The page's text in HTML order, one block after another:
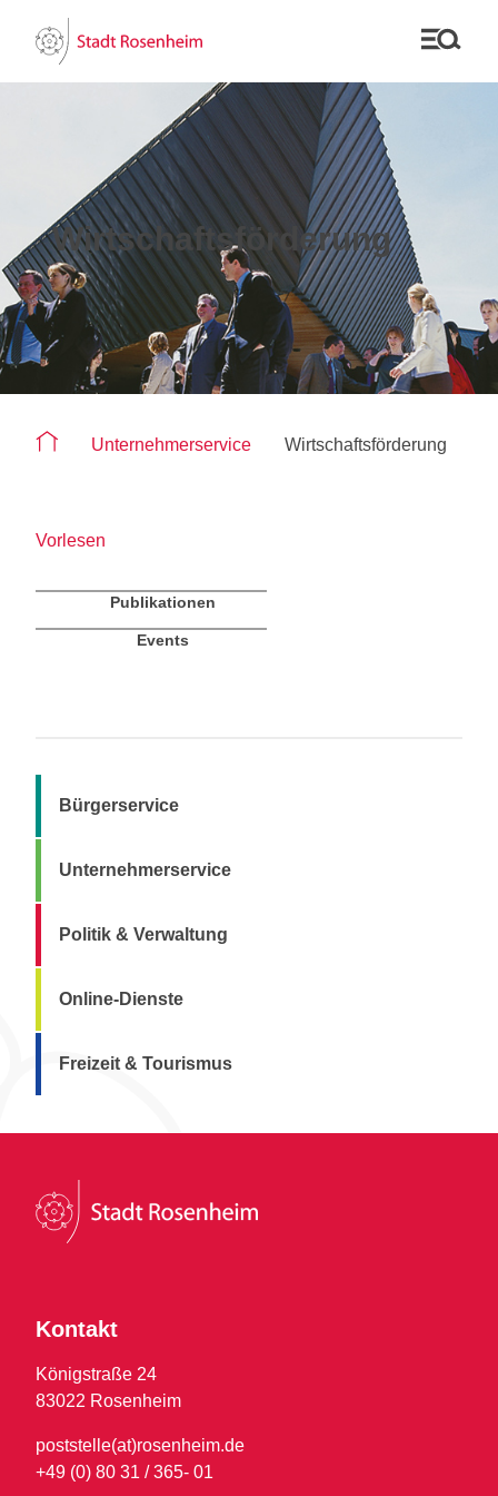
Wirtschaftsförderung
Sie befinden sich auf der Seite "Wirtschaftsförderung"
Unternehmerservice Wirtschaftsförderung
Vorlesen
Publikationen
Events
Bürgerservice
Unternehmerservice
Politik & Verwaltung
Online-Dienste
Freizeit & Tourismus
Kontakt
Königstraße 24
83022 Rosenheim
poststelle(at)rosenheim.de
+49 (0) 80 31 / 365- 01